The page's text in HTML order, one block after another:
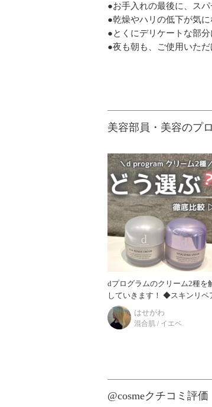
●お手入れの最後に、ス
●乾燥やハリの低下が気
●とくにデリケートな部
●夜も朝も、ご使用いただ
美容部員・美容のプ
dプログラムのクリーム2種を
していきます！ ◆スキンリペアク
リーム うるおいを閉じ込めて、薬
用肌あれケア。 ベタつかない
やすいテ
はせがわ
混合肌 / イエベ
@cosmeクチコミ評価